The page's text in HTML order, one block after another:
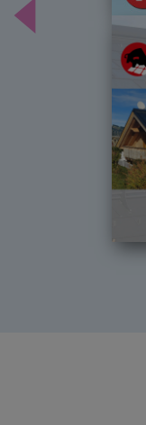
Předchozí